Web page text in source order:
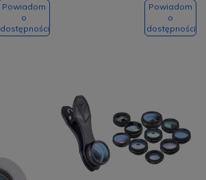
Powiadom
o
dostępności
Powiadom
o
dostępności